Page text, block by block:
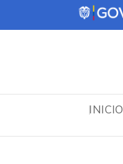
INICIO